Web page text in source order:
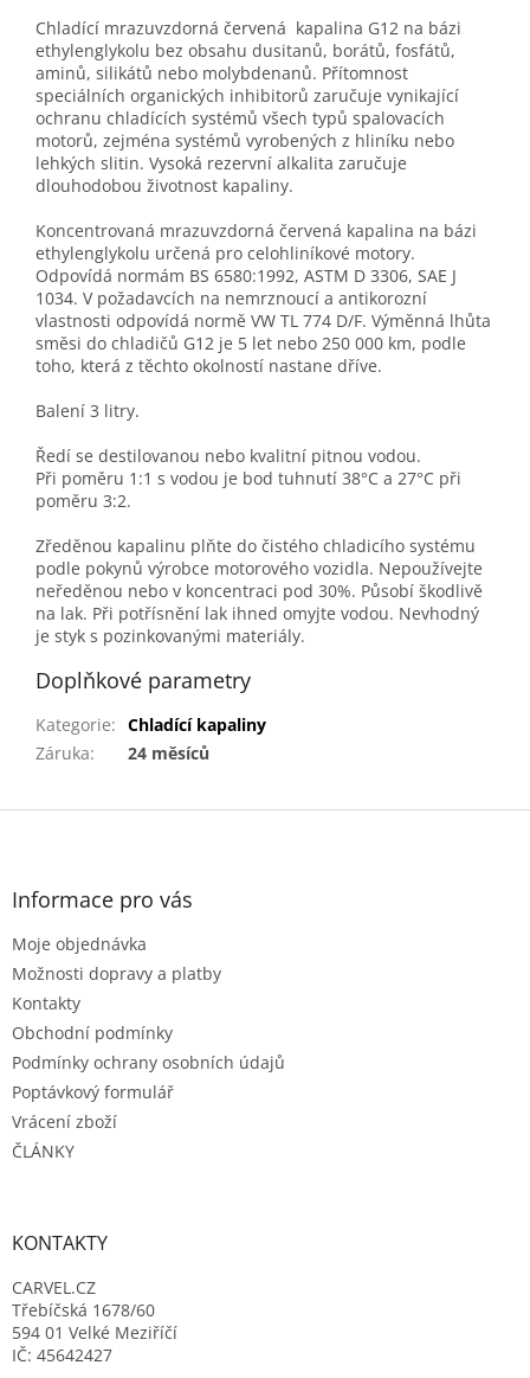
Chladící mrazuvzdorná červená kapalina G12 na bázi
ethylenglykolu bez obsahu dusitanů, borátů, fosfátů,
aminů, silikátů nebo molybdenanů. Přítomnost
speciálních organických inhibitorů zaručuje vynikající
ochranu chladících systémů všech typů spalovacích
motorů, zejména systémů vyrobených z hliníku nebo
lehkých slitin. Vysoká rezervní alkalita zaručuje
dlouhodobou životnost kapaliny.
Koncentrovaná mrazuvzdorná červená kapalina na bázi
ethylenglykolu určená pro celohliníkové motory.
Odpovídá normám BS 6580:1992, ASTM D 3306, SAE J
1034. V požadavcích na nemrznoucí a antikorozní
vlastnosti odpovídá normě VW TL 774 D/F. Výměnná lhůta
směsi do chladičů G12 je 5 let nebo 250 000 km, podle
toho, která z těchto okolností nastane dříve.
Balení 3 litry.
Ředí se destilovanou nebo kvalitní pitnou vodou.
Při poměru 1:1 s vodou je bod tuhnutí 38°C a 27°C při
poměru 3:2.
Zředěnou kapalinu plňte do čistého chladicího systému
podle pokynů výrobce motorového vozidla. Nepoužívejte
neředěnou nebo v koncentraci pod 30%. Působí škodlivě
na lak. Při potřísnění lak ihned omyjte vodou. Nevhodný
je styk s pozinkovanými materiály.
Doplňkové parametry
Kategorie: Chladící kapaliny
Záruka: 24 měsíců
Z
Informace pro vás
Moje objednávka
Možnosti dopravy a platby
Kontakty
Obchodní podmínky
Podmínky ochrany osobních údajů
Poptávkový formulář
Vrácení zboží
ČLÁNKY
KONTAKTY
CARVEL.CZ
Třebíčská 1678/60
594 01 Velké Meziříčí
IČ: 45642427